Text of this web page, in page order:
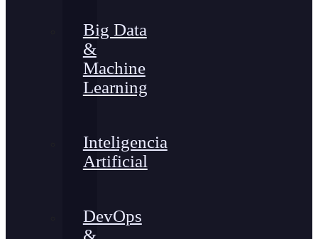
Big Data
&
Machine
Learning
Inteligencia
Artificial
DevOps
&